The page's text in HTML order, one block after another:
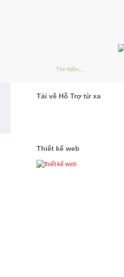
Tải về Hỗ Trợ từ xa
Thiết kế web